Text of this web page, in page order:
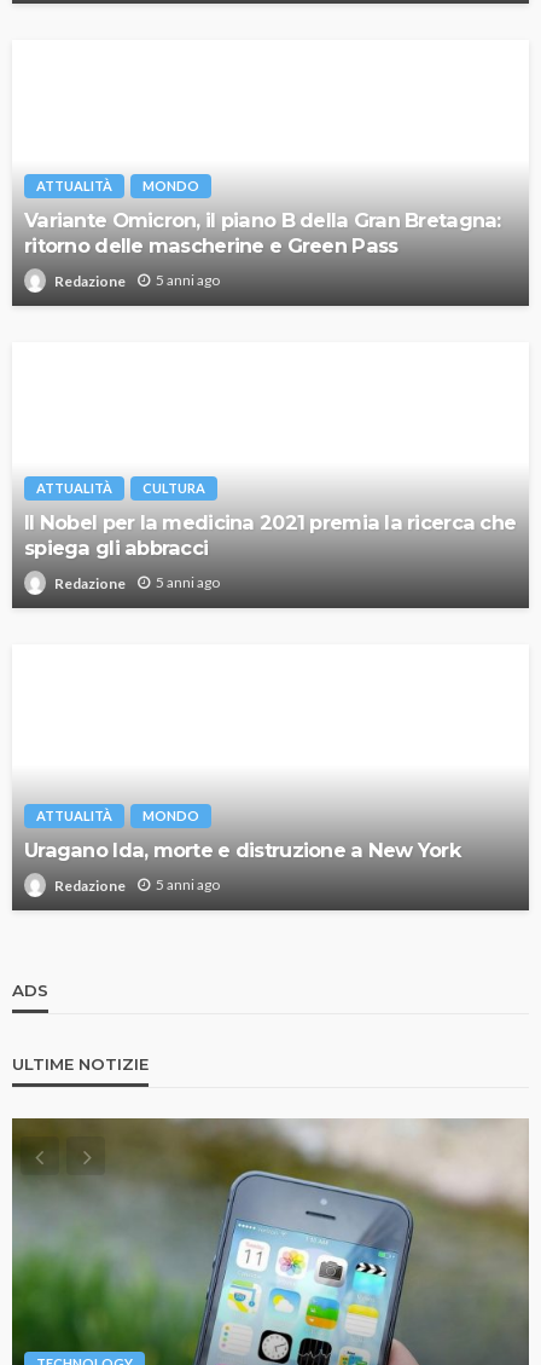
ATTUALITÀ MONDO
Variante Omicron, il piano B della Gran Bretagna:
ritorno delle mascherine e Green Pass
Redazione 5 anni ago
ATTUALITÀ CULTURA
Il Nobel per la medicina 2021 premia la ricerca che
spiega gli abbracci
Redazione 5 anni ago
ATTUALITÀ MONDO
Uragano Ida, morte e distruzione a New York
Redazione 5 anni ago
ADS
ULTIME NOTIZIE